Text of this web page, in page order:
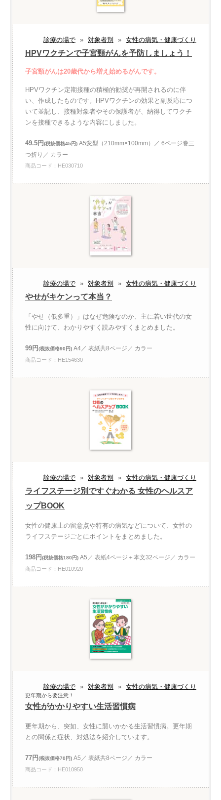
診療の場で » 対象者別 » 女性の病気・健康づくり
HPVワクチンで子宮頸がんを予防しましょう！
子宮頸がんは20歳代から増え始めるがんです。
HPVワクチン定期接種の積極的勧奨が再開されるのに伴
い、作成したものです。HPVワクチンの効果と副反応につ
いて並記し、接種対象者やその保護者が、納得してワクチ
ンを接種できるような内容にしました。
49.5円(税抜価格45円) A5変型（210mm×100mm）／ 6ページ巻三
つ折り／ カラー
商品コード：HE030710
診療の場で » 対象者別 » 女性の病気・健康づくり
やせがキケンって本当？
「やせ（低多重）」はなぜ危険なのか、主に若い世代の女
性に向けて、わかりやすく読みやすくまとめました。
99円(税抜価格90円) A4／ 表紙共8ページ／ カラー
商品コード：HE154630
診療の場で » 対象者別 » 女性の病気・健康づくり
ライフステージ別ですぐわかる 女性のヘルスア
ップBOOK
女性の健康上の留意点や特有の病気などについて、女性の
ライフステージごとにポイントをまとめました。
198円(税抜価格180円) A5／ 表紙4ページ＋本文32ページ／ カラー
商品コード：HE010920
診療の場で » 対象者別 » 女性の病気・健康づくり
更年期から要注意！
女性がかかりやすい生活習慣病
更年期から、突如、女性に襲いかかる生活習慣病。更年期
との関係と症状、対処法を紹介しています。
77円(税抜価格70円) A5／ 表紙共8ページ／ カラー
商品コード：HE010950